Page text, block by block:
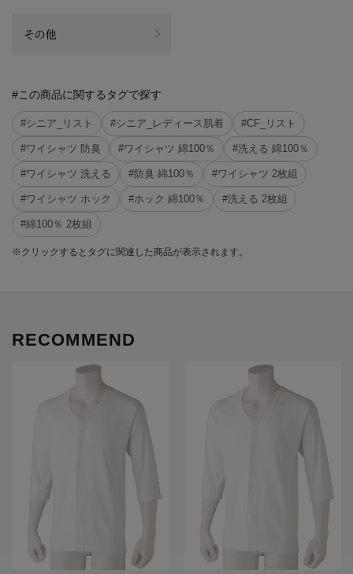
その他
#この商品に関するタグで探す
#シニア_リスト #シニア_レディース肌着 #CF_リスト
#ワイシャツ 防臭 #ワイシャツ 綿100％ #洗える 綿100％
#ワイシャツ 洗える #防臭 綿100％ #ワイシャツ 2枚組
#ワイシャツ ホック #ホック 綿100％ #洗える 2枚組
#綿100％ 2枚組
※クリックするとタグに関連した商品が表示されます。
RECOMMEND